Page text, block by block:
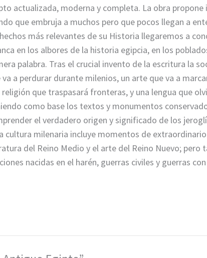
actualizada, moderna y completa. La obra
que embruja a muchos pero que pocos llegan a
más relevantes de su Historia llegaremos a
en los albores de la historia egipcia, en los
palabra. Tras el crucial invento de la escritura la
va a perdurar durante milenios, un arte que va a
religión que traspasará fronteras, y una lengua que
como base los textos y monumentos
el verdadero origen y significado de los
cultura milenaria incluye momentos de
del Reino Medio y el arte del Reino Nuevo;
nacidas en el harén, guerras civiles y guerras